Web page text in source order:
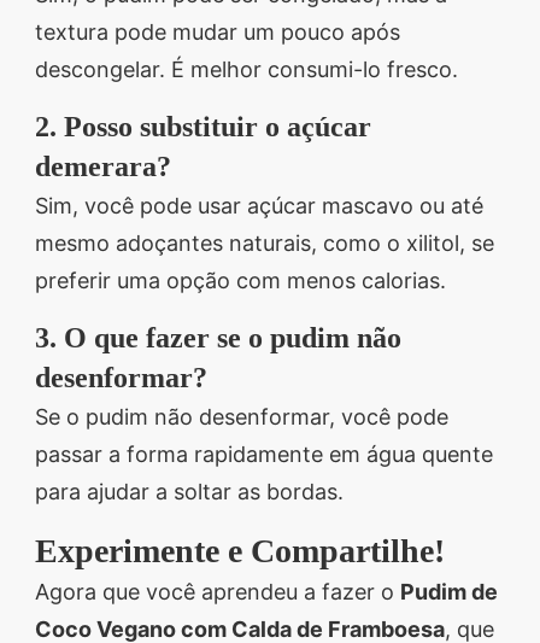
textura pode mudar um pouco após
descongelar. É melhor consumi-lo fresco.
2. Posso substituir o açúcar
demerara?
Sim, você pode usar açúcar mascavo ou até
mesmo adoçantes naturais, como o xilitol, se
preferir uma opção com menos calorias.
3. O que fazer se o pudim não
desenformar?
Se o pudim não desenformar, você pode
passar a forma rapidamente em água quente
para ajudar a soltar as bordas.
Experimente e Compartilhe!
Agora que você aprendeu a fazer o Pudim de
Coco Vegano com Calda de Framboesa, que